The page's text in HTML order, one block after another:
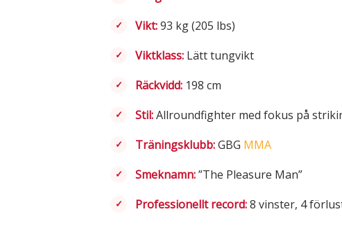
Vikt:93 kg (205 lbs)
Viktklass: Lätt tungvikt
Räckvidd: 198 cm
Stil:Allroundfighter med fokus på
Träningsklubb:GBG MMA
Smeknamn:”The Pleasure Man”
Professionellt record:8 vinster, 4